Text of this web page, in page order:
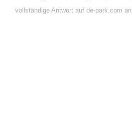
vollständige Antwort auf de-park.com an